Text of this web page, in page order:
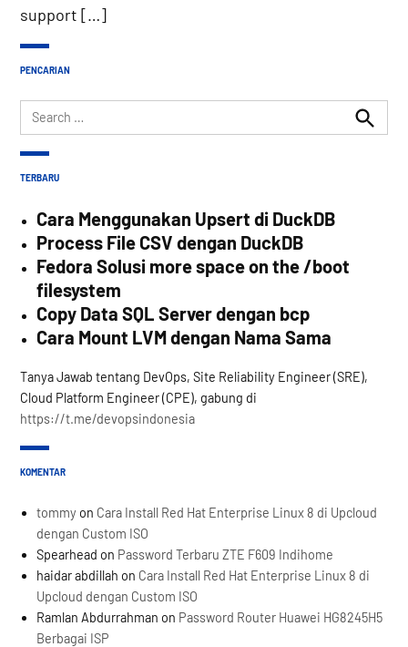
support […]
PENCARIAN
Search
for:
Search
TERBARU
Cara Menggunakan Upsert di DuckDB
Process File CSV dengan DuckDB
Fedora Solusi more space on the /boot
filesystem
Copy Data SQL Server dengan bcp
Cara Mount LVM dengan Nama Sama
Tanya Jawab tentang DevOps, Site Reliability Engineer (SRE),
Cloud Platform Engineer (CPE), gabung di
https://t.me/devopsindonesia
KOMENTAR
tommy on Cara Install Red Hat Enterprise Linux 8 di Upcloud
dengan Custom ISO
Spearhead on Password Terbaru ZTE F609 Indihome
haidar abdillah on Cara Install Red Hat Enterprise Linux 8 di
Upcloud dengan Custom ISO
Ramlan Abdurrahman on Password Router Huawei HG8245H5
Berbagai ISP